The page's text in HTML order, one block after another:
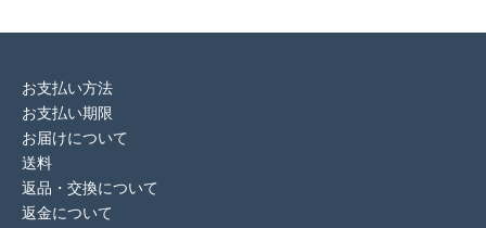
お支払い方法
お支払い期限
お届けについて
送料
返品・交換について
返金について